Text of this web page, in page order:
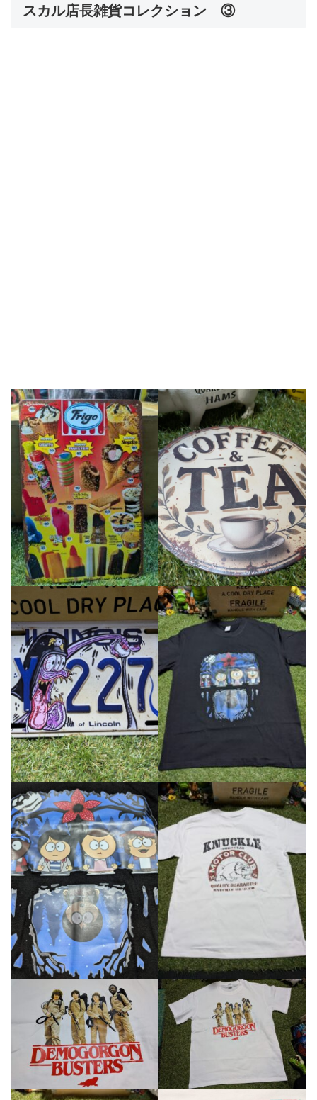
スカル店長雑貨コレクション ③